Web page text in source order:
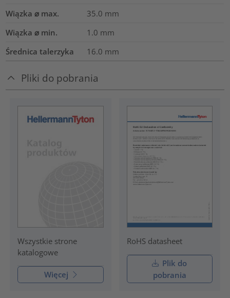
Wiązka ⌀ max. 35.0 mm
Wiązka ⌀ min.
1.0 mm
Średnica talerzyka
16.0 mm
Pliki do pobrania
Wszystkie strone
katalogowe
Więcej
RoHS datasheet
Plik do
pobrania